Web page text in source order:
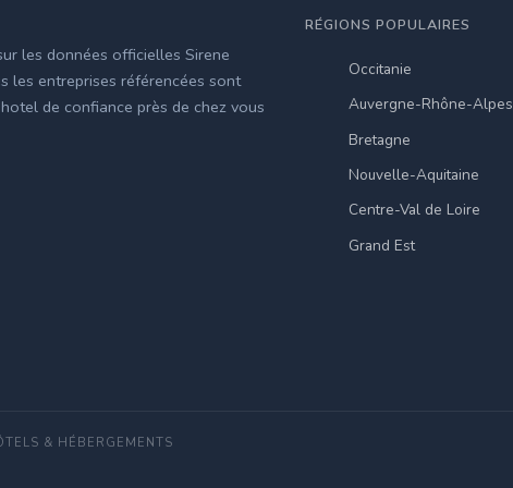
les données officielles Sirene
les entreprises référencées sont
de confiance près de chez vous
RÉGIONS POPULAIRES
Occitanie
Auvergne-Rhône-Alpes
Bretagne
Nouvelle-Aquitaine
Centre-Val de Loire
Grand Est
& HÉBERGEMENTS